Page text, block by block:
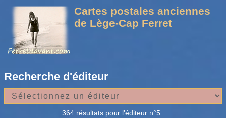
Cartes postales anciennes
de Lège-Cap Ferret
Recherche d'éditeur
364 résultats pour l'éditeur n°5 :